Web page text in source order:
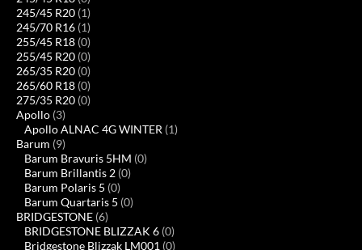
245/45 R20 (1)
245/70 R16 (1)
255/45 R18 (0)
255/45 R20 (0)
265/35 R20 (0)
265/60 R18 (0)
275/35 R20 (0)
Apollo (3)
Apollo ALNAC 4G WINTER (1)
Barum (9)
Barum Bravuris 5HM (0)
Barum Brillantis 2 (0)
Barum Polaris 5 (0)
Barum Quartaris 5 (0)
BRIDGESTONE (6)
BRIDGESTONE BLIZZAK 6 (0)
Bridgestone Blizzak LM001 (0)